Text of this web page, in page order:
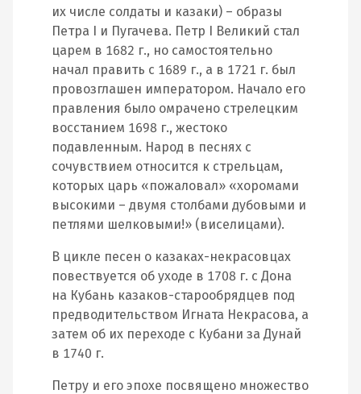
их числе солдаты и казаки) – образы
Петра I и Пугачева. Петр I Великий стал
царем в 1682 г., но самостоятельно
начал править с 1689 г., а в 1721 г. был
провозглашен императором. Начало его
правления было омрачено стрелецким
восстанием 1698 г., жестоко
подавленным. Народ в песнях с
сочувствием относится к стрельцам,
которых царь «пожаловал» «хоромами
высокими – двумя столбами дубовыми и
петлями шелковыми!» (виселицами).
В цикле песен о казаках-некрасовцах
повествуется об уходе в 1708 г. с Дона
на Кубань казаков-старообрядцев под
предводительством Игната Некрасова, а
затем об их переходе с Кубани за Дунай
в 1740 г.
Петру и его эпохе посвящено множество